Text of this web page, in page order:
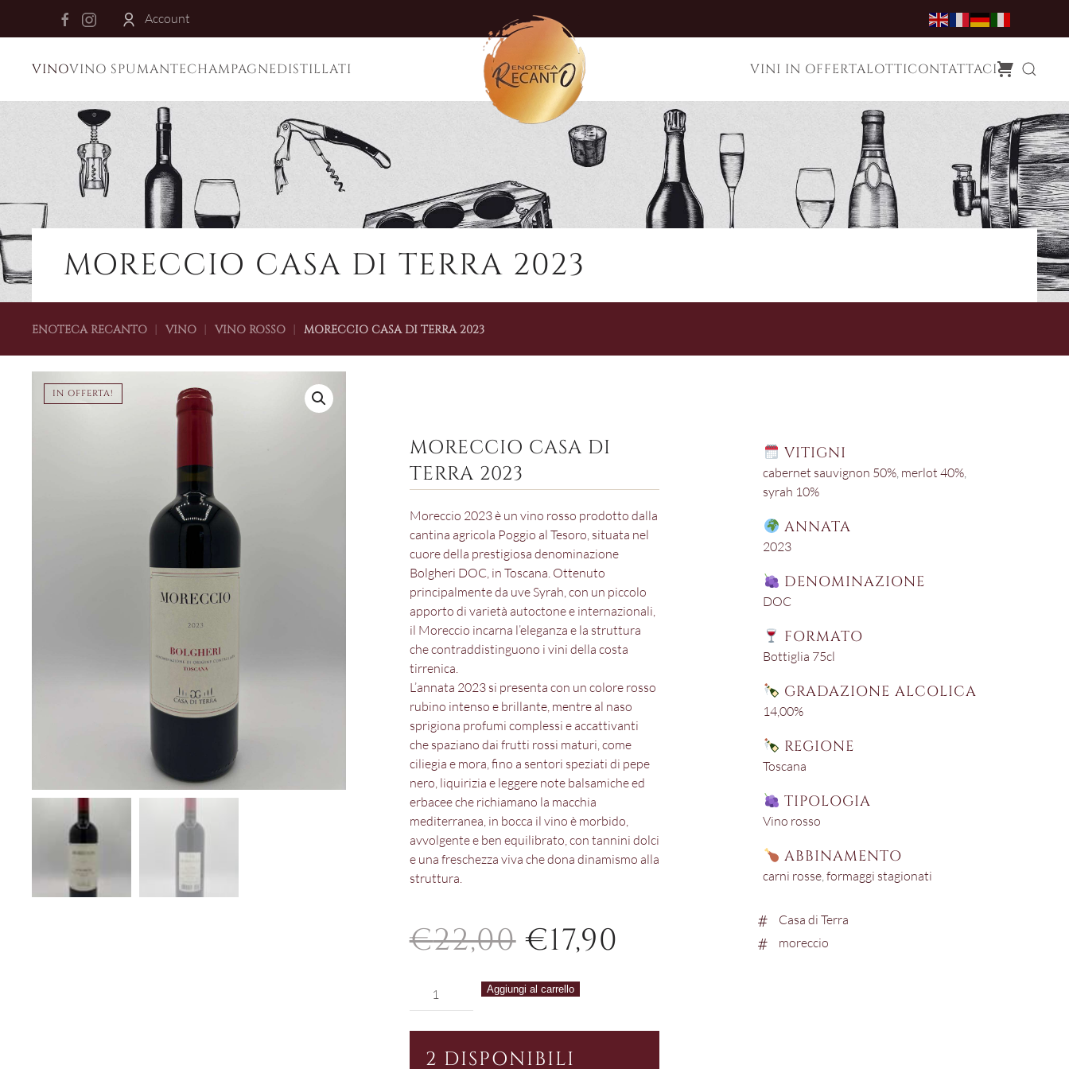
Account
VINOVINO SPUMANTECHAMPAGNEDISTILLATI VINI IN OFFERTALOTTICONTATTACI
MORECCIO CASA DI TERRA 2023
ENOTECA RECANTO VINO VINO ROSSO MORECCIO CASA DI TERRA 2023
IN OFFERTA!
MORECCIO CASA DI
TERRA 2023
Moreccio 2023 è un vino rosso prodotto dalla
cantina agricola Poggio al Tesoro, situata nel
cuore della prestigiosa denominazione
Bolgheri DOC, in Toscana. Ottenuto
principalmente da uve Syrah, con un piccolo
apporto di varietà autoctone e internazionali,
il Moreccio incarna l’eleganza e la struttura
che contraddistinguono i vini della costa
tirrenica.
L’annata 2023 si presenta con un colore rosso
rubino intenso e brillante, mentre al naso
sprigiona profumi complessi e accattivanti
che spaziano dai frutti rossi maturi, come
ciliegia e mora, fino a sentori speziati di pepe
nero, liquirizia e leggere note balsamiche ed
erbacee che richiamano la macchia
mediterranea, in bocca il vino è morbido,
avvolgente e ben equilibrato, con tannini dolci
e una freschezza viva che dona dinamismo alla
struttura.
€22,00 IL
PREZZO
ORIGINALE
€17,90
ATTUALE
Moreccio
Casa
di
Terra
Aggiungi al carrello
2 DISPONIBILI
VITIGNI
cabernet sauvignon 50%, merlot 40%,
syrah 10%
ANNATA
2023
DENOMINAZIONE
DOC
FORMATO
Bottiglia 75cl
GRADAZIONE ALCOLICA
14,00%
REGIONE
Toscana
TIPOLOGIA
Vino rosso
ABBINAMENTO
carni rosse,formaggi stagionati
Casa di Terra
moreccio